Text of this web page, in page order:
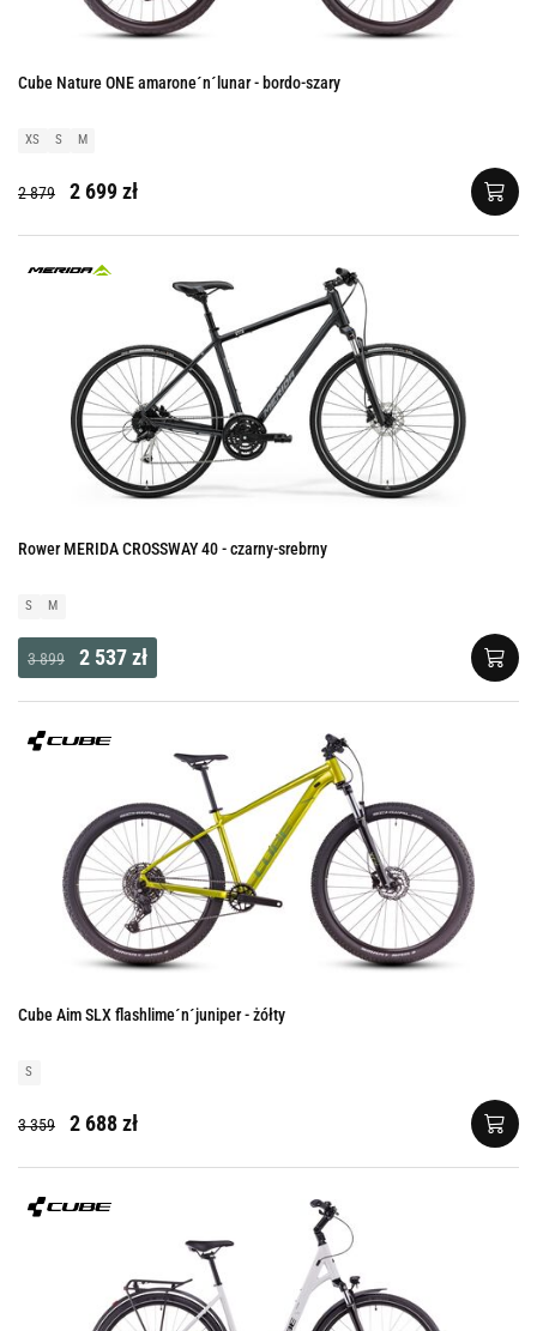
Cube Nature ONE amarone´n´lunar - bordo-szary
XS S M
2 879 2 699 zł
Rower MERIDA CROSSWAY 40 - czarny-srebrny
S M
3 899 2 537 zł
Cube Aim SLX flashlime´n´juniper - żółty
S
3 359 2 688 zł